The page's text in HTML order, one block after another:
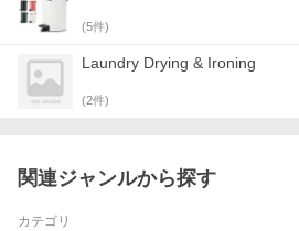
(5件)
Laundry Drying & Ironing
(2件)
関連ジャンルから探す
カテゴリ